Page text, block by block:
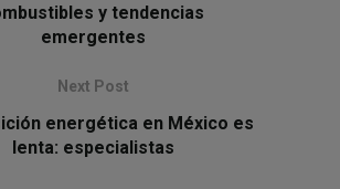
y tendencias
emergentes
Next Post
energética en México es
lenta: especialistas